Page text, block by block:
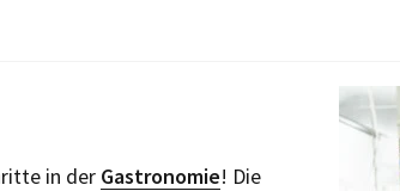
in der Gastronomie! Die